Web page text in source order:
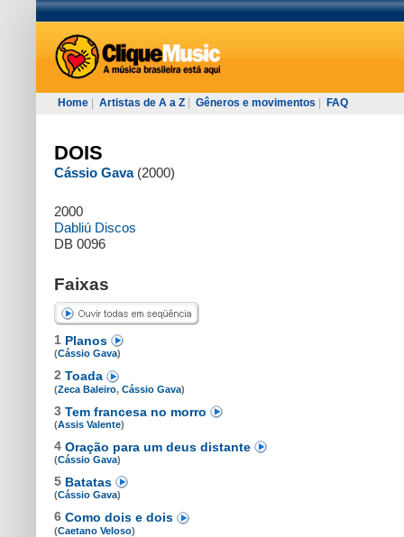
Home Artistas de A a Z Gêneros e movimentos FAQ
DOIS
Cássio Gava (2000)
2000
Dabliú Discos
DB 0096
Faixas
1 Planos
(Cássio Gava)
2 Toada
(Zeca Baleiro, Cássio Gava)
3 Tem francesa no morro
(Assis Valente)
4 Oração para um deus distante
(Cássio Gava)
5 Batatas
(Cássio Gava)
6 Como dois e dois
(Caetano Veloso)